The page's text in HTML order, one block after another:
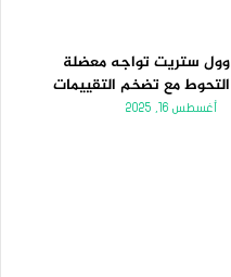
وول ستريت تواجه معضلة
التحوط مع تضخم التقييمات
أغسطس 16, 2025